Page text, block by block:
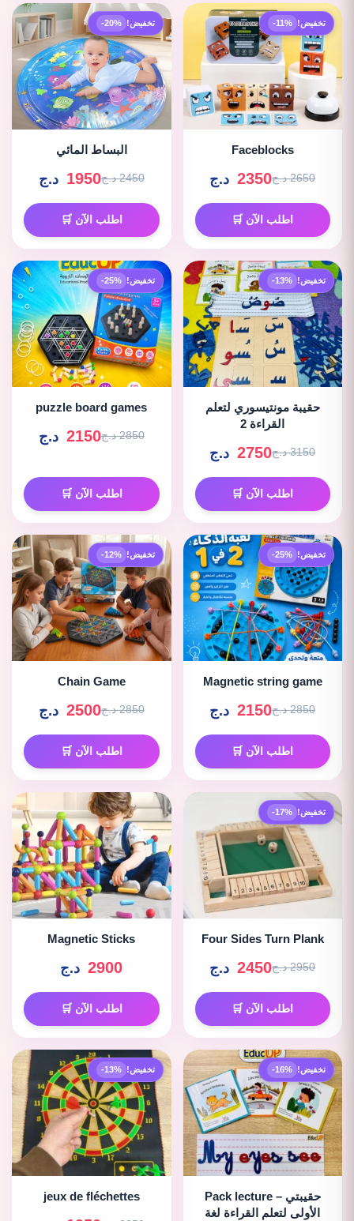
تخفيض! -11%
Faceblocks
2650 د.ج 2350 د.ج
اطلب الآن 🛒
تخفيض! -20%
البساط المائي
2450 د.ج 1950 د.ج
اطلب الآن 🛒
تخفيض! -13%
حقيبة مونتيسوري لتعلم
القراءة 2
3150 د.ج 2750 د.ج
اطلب الآن 🛒
تخفيض! -25%
puzzle board games
2850 د.ج 2150 د.ج
اطلب الآن 🛒
تخفيض! -25%
Magnetic string game
2850 د.ج 2150 د.ج
اطلب الآن 🛒
تخفيض! -12%
Chain Game
2850 د.ج 2500 د.ج
اطلب الآن 🛒
تخفيض! -17%
Four Sides Turn Plank
2950 د.ج 2450 د.ج
اطلب الآن 🛒
Magnetic Sticks
2900 د.ج
اطلب الآن 🛒
تخفيض! -16%
Pack lecture – حقيبتي
الأولى لتعلم القراءة لغة
تخفيض! -13%
jeux de fléchettes